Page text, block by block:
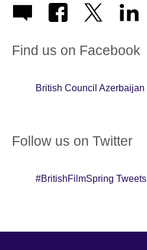
Find us on Facebook
British Council Azerbaijan
Follow us on Twitter
#BritishFilmSpring Tweets